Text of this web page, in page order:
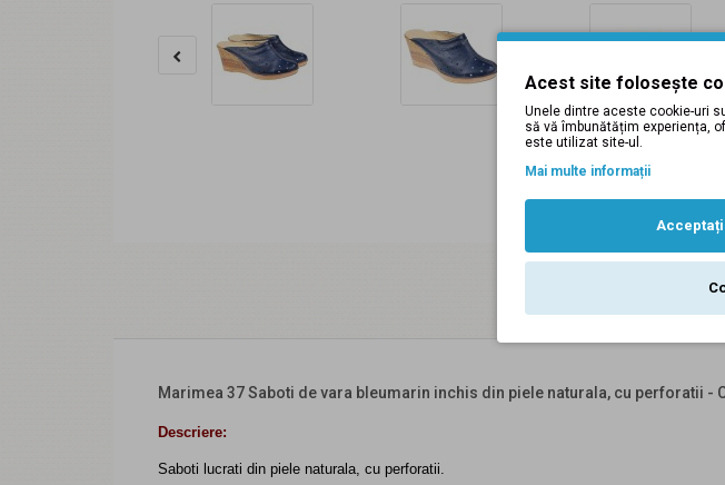
Acest site folosește
Unele dintre aceste cookie-uri
să vă îmbunătățim experiența,
este utilizat site-ul.
Mai multe informații
Descriere Tabel Marimi
Marimea 37 Saboti de vara bleumarin inchis din piele naturala, cu perforatii -
Descriere:
Saboti lucrati din piele naturala, cu perforatii.